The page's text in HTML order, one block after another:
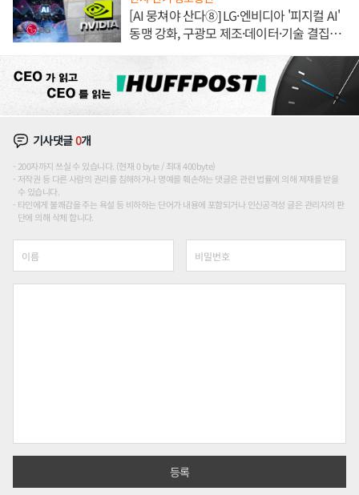
[AI 뭉쳐야 산다⑧] LG·엔비디아 '피지컬 AI'
동맹 강화, 구광모 제조·데이터·기술 결집
기사댓글0개
200자까지 쓰실 수 있습니다. (현재 0 byte / 최대 400byte)
저작권 등 다른 사람의 권리를 침해하거나 명예를 훼손하는 댓글은 관련 법률에 의해 제재를 받을
수 있습니다.
타인에게 불쾌감을 주는 욕설 등 비하하는 단어가 내용에 포함되거나 인신공격성 글은 관리자의 판
단에 의해 삭제 합니다.